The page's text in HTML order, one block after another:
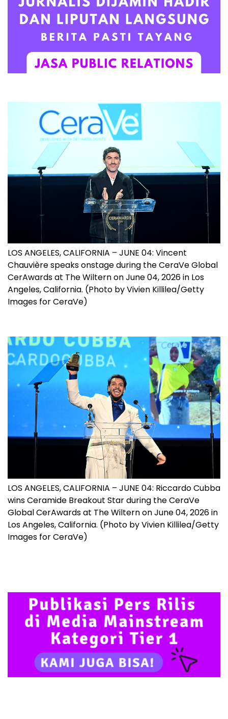
LOS ANGELES, CALIFORNIA – JUNE 04: Vincent
Chauvière speaks onstage during the CeraVe Global
CerAwards at The Wiltern on June 04, 2026 in Los
Angeles, California. (Photo by Vivien Killilea/Getty
Images for CeraVe)
LOS ANGELES, CALIFORNIA – JUNE 04: Riccardo Cubba
wins Ceramide Breakout Star during the CeraVe
Global CerAwards at The Wiltern on June 04, 2026 in
Los Angeles, California. (Photo by Vivien Killilea/Getty
Images for CeraVe)